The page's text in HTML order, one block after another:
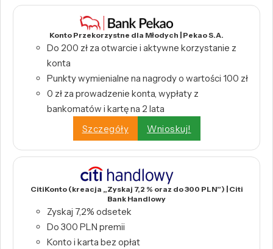
Konto Przekorzystne dla Młodych | Pekao S.A.
Do 200 zł za otwarcie i aktywne korzystanie z
konta
Punkty wymienialne na nagrody o wartości 100 zł
0 zł za prowadzenie konta, wypłaty z
bankomatów i kartę na 2 lata
Szczegóły
Wnioskuj!
CitiKonto (kreacja „Zyskaj 7,2 % oraz do 300 PLN”) | Citi
Bank Handlowy
Zyskaj 7,2% odsetek
Do 300 PLN premii
Konto i karta bez opłat